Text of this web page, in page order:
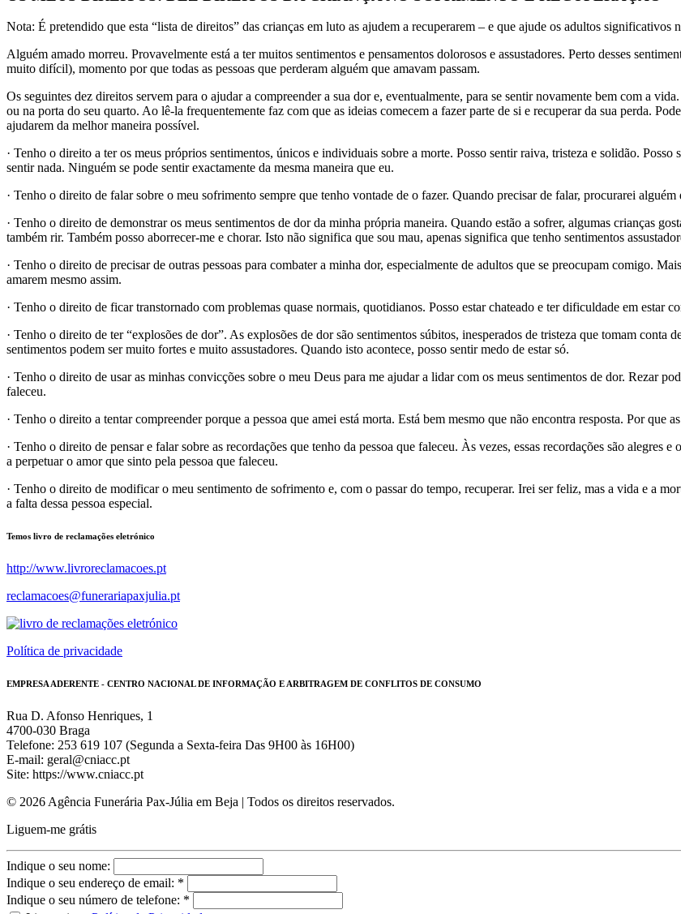
Nota: É pretendido que esta “lista de direitos” das crianças em luto as ajudem a recuperarem – e que ajude os adultos significativos
Alguém amado morreu. Provavelmente está a ter muitos sentimentos e pensamentos dolorosos e assustadores. Perto desses
muito difícil), momento por que todas as pessoas que perderam alguém que amavam passam.
Os seguintes dez direitos servem para o ajudar a compreender a sua dor e, eventualmente, para se sentir novamente bem com a
ou na porta do seu quarto. Ao lê-la frequentemente faz com que as ideias comecem a fazer parte de si e recuperar da sua perda.
ajudarem da melhor maneira possível.
· Tenho o direito a ter os meus próprios sentimentos, únicos e individuais sobre a morte. Posso sentir raiva, tristeza e solidão.
sentir nada. Ninguém se pode sentir exactamente da mesma maneira que eu.
· Tenho o direito de falar sobre o meu sofrimento sempre que tenho vontade de o fazer. Quando precisar de falar, procurarei
· Tenho o direito de demonstrar os meus sentimentos de dor da minha própria maneira. Quando estão a sofrer, algumas crianças
também rir. Também posso aborrecer-me e chorar. Isto não significa que sou mau, apenas significa que tenho sentimentos
· Tenho o direito de precisar de outras pessoas para combater a minha dor, especialmente de adultos que se preocupam comigo.
amarem mesmo assim.
· Tenho o direito de ficar transtornado com problemas quase normais, quotidianos. Posso estar chateado e ter dificuldade em estar
· Tenho o direito de ter “explosões de dor”. As explosões de dor são sentimentos súbitos, inesperados de tristeza que tomam conta
sentimentos podem ser muito fortes e muito assustadores. Quando isto acontece, posso sentir medo de estar só.
· Tenho o direito de usar as minhas convicções sobre o meu Deus para me ajudar a lidar com os meus sentimentos de dor. Rezar
faleceu.
· Tenho o direito a tentar compreender porque a pessoa que amei está morta. Está bem mesmo que não encontra resposta. Por que
· Tenho o direito de pensar e falar sobre as recordações que tenho da pessoa que faleceu. Às vezes, essas recordações são alegres
a perpetuar o amor que sinto pela pessoa que faleceu.
· Tenho o direito de modificar o meu sentimento de sofrimento e, com o passar do tempo, recuperar. Irei ser feliz, mas a vida e a
a falta dessa pessoa especial.
Temos livro de reclamações eletrónico
http://www.livroreclamacoes.pt
reclamacoes@funerariapaxjulia.pt
Política de privacidade
EMPRESA ADERENTE - CENTRO NACIONAL DE INFORMAÇÃO E ARBITRAGEM DE CONFLITOS DE CONSUMO
Rua D. Afonso Henriques, 1
4700-030 Braga
Telefone: 253 619 107 (Segunda a Sexta-feira Das 9H00 às 16H00)
E-mail: geral@cniacc.pt
Site: https://www.cniacc.pt
© 2026 Agência Funerária Pax-Júlia em Beja | Todos os direitos reservados.
Liguem-me grátis
Indique o seu nome:
Indique o seu endereço de email: *
Indique o seu número de telefone: *